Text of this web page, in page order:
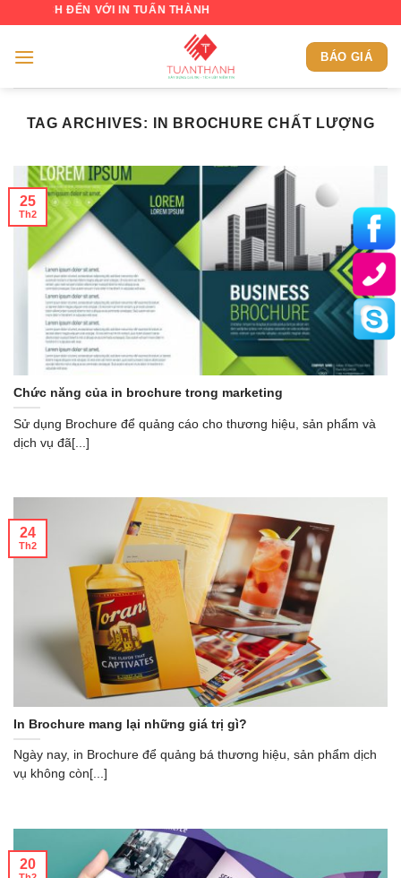
content
ĐẾN VỚI IN TUẤN THÀNH
BÁO GIÁ
TAG ARCHIVES: IN BROCHURE CHẤT LƯỢNG
Chức năng của in brochure trong marketing
Sử dụng Brochure để quảng cáo cho thương hiệu, sản phẩm và
dịch vụ đã[...]
25
Th2
In Brochure mang lại những giá trị gì?
Ngày nay, in Brochure để quảng bá thương hiệu, sản phẩm dịch
vụ không còn[...]
24
Th2
20